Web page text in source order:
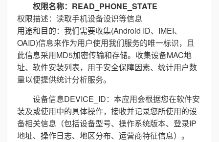
权限名称：READ_PHONE_STATE
权限描述：读取手机设备设识等信息
用途和目的：我们需要收集(Android ID、IMEI、
OAID)信息来作为用户使用我们服务的唯一标识，且
此信息采用MD5加密传输和存储。收集设备MAC地
址、软件安装列表，用于安全保障因素、统计用户数
量以便提供统计分析服务。
设备信息DEVICE_ID：本应用会根据您在软件安
装及或使用中的具体操作，接收并记录您所使用的设
备相关信息（包括设备型号、操作系统版本、登录IP
地址、操作日志、地区分布、运营商特征信息）。